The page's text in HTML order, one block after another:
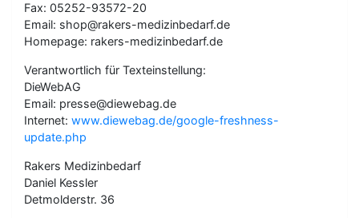
Fax: 05252-93572-20
Email: shop@rakers-medizinbedarf.de
Homepage: rakers-medizinbedarf.de
Verantwortlich für Texteinstellung:
DieWebAG
Email: presse@diewebag.de
Internet: www.diewebag.de/google-freshness-
update.php
Rakers Medizinbedarf
Daniel Kessler
Detmolderstr. 36